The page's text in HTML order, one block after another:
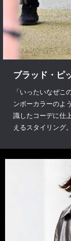
ブラッド・ピ
「いったいなぜこ
ンボーカラーのよ
識したコーデに仕
えるスタイリング。